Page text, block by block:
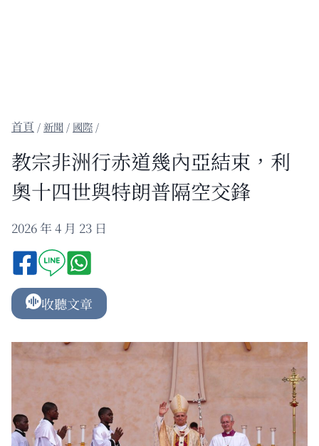
/新聞 / 國際 /
教宗非洲行赤道幾內亞結束，利
奧十四世與特朗普隔空交鋒
2026 年 4 月 23 日
收聽文章